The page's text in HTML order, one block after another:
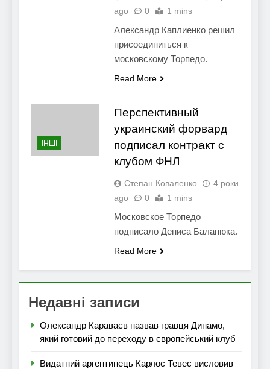
ago
0 1 mins
Александр Каплиенко решил
присоединиться к
московскому Торпедо.
Read More
ІНШІ
Перспективный
украинский форвард
подписал контракт с
клубом ФНЛ
Степан Коваленко
4 роки
ago
0 1 mins
Московское Торпедо
подписало Дениса Баланюка.
Read More
Недавні записи
Олександр Караваєв назвав гравця Динамо,
який готовий до переходу в європейський клуб
Видатний аргентинець Карлос Тевес висловив